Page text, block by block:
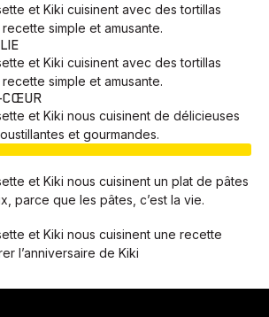
et Kiki cuisinent avec des tortillas
simple et amusante.
et Kiki cuisinent avec des tortillas
simple et amusante.
CŒUR
et Kiki nous cuisinent de délicieuses
et gourmandes.
et Kiki nous cuisinent un plat de pâtes
parce que les pâtes, c’est la vie.
et Kiki nous cuisinent une recette
l’anniversaire de Kiki